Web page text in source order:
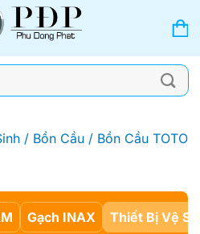
/ Bồn Cầu / Bồn Cầu TOTO
Gạch INAX Thiết Bị Vệ